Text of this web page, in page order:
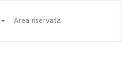
Area riservata